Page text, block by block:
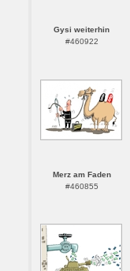
Gysi weiterhin
#460922
Merz am Faden
#460855